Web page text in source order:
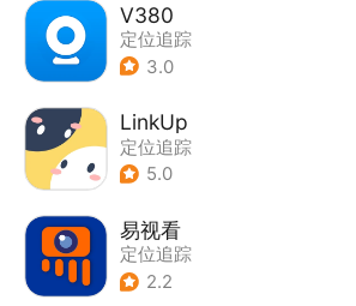
V380
定位追踪
3.0
LinkUp
定位追踪
5.0
易视看
定位追踪
2.2